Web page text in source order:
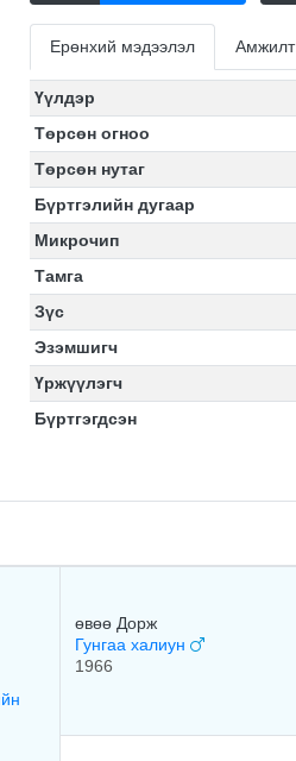
Ерөнхий мэдээлэл Амжилт
Үүлдэр
Төрсөн огноо
Төрсөн нутаг
Бүртгэлийн дугаар
Микрочип
Тамга
Зүс
Эзэмшигч
Үржүүлэгч
Бүртгэгдсэн
өвөө Дорж
Гунгаа халиун
1966